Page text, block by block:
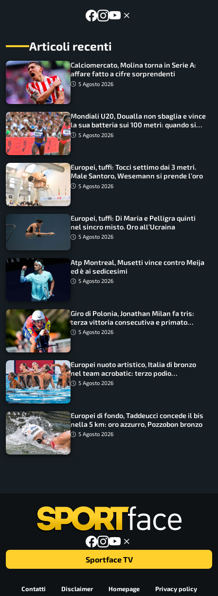
Articoli recenti
Calciomercato, Molina torna in Serie A:
affare fatto a cifre sorprendenti
5 Agosto 2026
Mondiali U20, Doualla non sbaglia e vince
la sua batteria sui 100 metri: quando si
disputano le finali
5 Agosto 2026
Europei, tuffi: Tocci settimo dai 3 metri.
Male Santoro, Wesemann si prende l’oro
5 Agosto 2026
Europei, tuffi: Di Maria e Pelligra quinti
nel sincro misto. Oro all’Ucraina
5 Agosto 2026
Atp Montreal, Musetti vince contro Meija
ed è ai sedicesimi
5 Agosto 2026
Giro di Polonia, Jonathan Milan fa tris:
terza vittoria consecutiva e primato
rafforzato
5 Agosto 2026
Europei nuoto artistico, Italia di bronzo
nel team acrobatic: terzo podio
consecutivo
5 Agosto 2026
Europei di fondo, Taddeucci concede il bis
nella 5 km: oro azzurro, Pozzobon bronzo
5 Agosto 2026
Sportface TV
Contatti Disclaimer Homepage Privacy policy